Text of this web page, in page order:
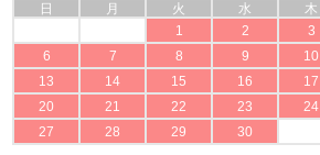
日
月 火 水 木
1
2 3
6
7 8 9 10
13
14 15 16 17
20
21 22 23 24
27
28 29 30